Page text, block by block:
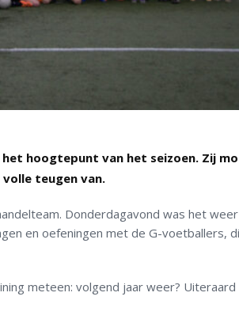
hoogtepunt van het seizoen. Zij
teugen van.
Donderdagavond was het
en oefeningen met de G-voetballers,
meteen: volgend jaar weer? Uiteraard